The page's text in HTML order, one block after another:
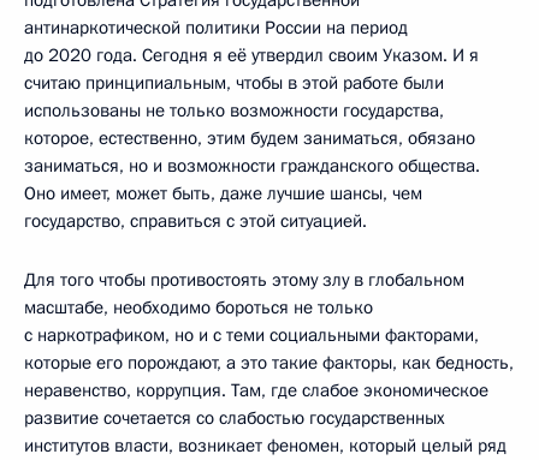
антинаркотической политики России на период
до 2020 года. Сегодня я её утвердил своим Указом. И я
считаю принципиальным, чтобы в этой работе были
использованы не только возможности государства,
которое, естественно, этим будем заниматься, обязано
заниматься, но и возможности гражданского общества.
Оно имеет, может быть, даже лучшие шансы, чем
государство, справиться с этой ситуацией.
Для того чтобы противостоять этому злу в глобальном
масштабе, необходимо бороться не только
с наркотрафиком, но и с теми социальными факторами,
которые его порождают, а это такие факторы, как бедность,
неравенство, коррупция. Там, где слабое экономическое
развитие сочетается со слабостью государственных
институтов власти, возникает феномен, который целый ряд